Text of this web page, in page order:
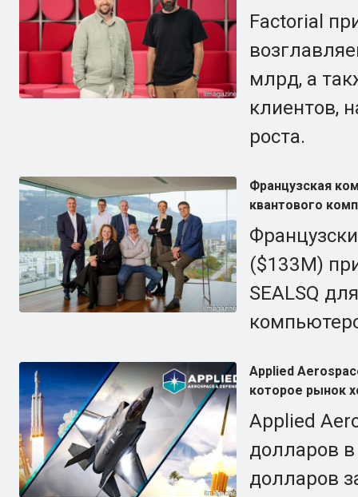
Factorial
млрд, а
клиентов,
роста.
Французская
квантового
($133M)
SEALSQ
Applied
которое рынок
Applied
долларов в
долларов